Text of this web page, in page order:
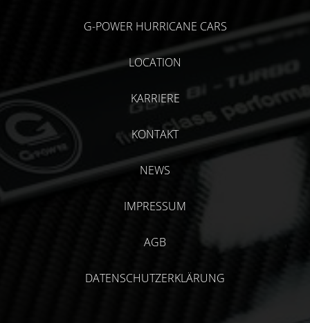
G-POWER HURRICANE CARS
LOCATION
KARRIERE
KONTAKT
NEWS
IMPRESSUM
AGB
DATENSCHUTZERKLÄRUNG